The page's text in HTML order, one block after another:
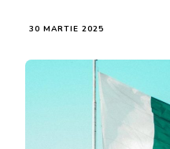
30 MARTIE 2025